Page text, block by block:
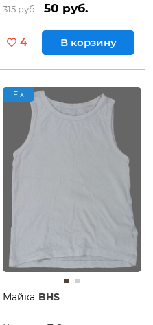
315 руб. 50 руб.
4 В корзину
Fix
Майка BHS